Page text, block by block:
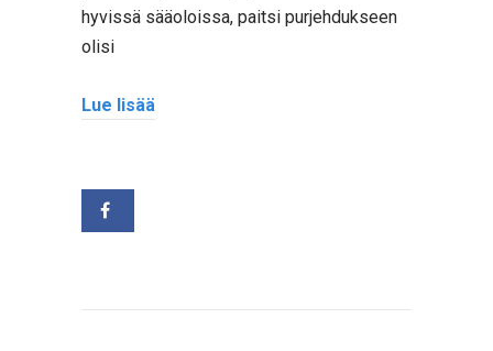
hyvissä sääoloissa, paitsi purjehdukseen
olisi
Lue lisää